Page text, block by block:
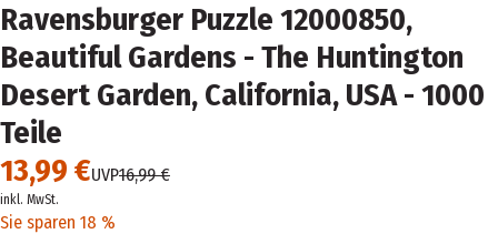
Ravensburger Puzzle 12000850,
Beautiful Gardens - The Huntington
Desert Garden, California, USA - 1000
Teile
13,99 €UVP16,99 €
inkl. MwSt.
Sie sparen 18 %